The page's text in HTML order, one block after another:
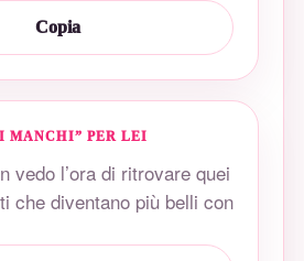
Copia
MANCHI” PER LEI
vedo l’ora di ritrovare quei
che diventano più belli con